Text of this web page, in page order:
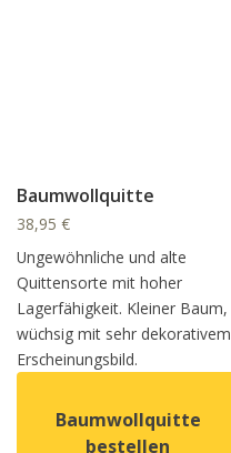
Baumwollquitte
38,95 €
Ungewöhnliche und alte
Quittensorte mit hoher
Lagerfähigkeit. Kleiner Baum,
wüchsig mit sehr dekorativem
Erscheinungsbild.
Baumwollquitte
bestellen